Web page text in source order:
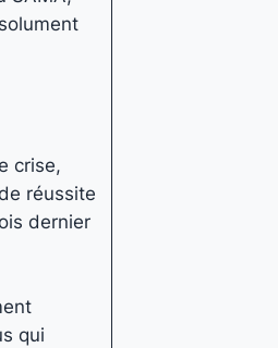
crise,
réussite
dernier
qui